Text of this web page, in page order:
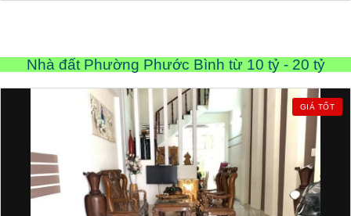
Nhà đất Phường Phước Bình từ 10 tỷ - 20 tỷ
GIÁ TỐT